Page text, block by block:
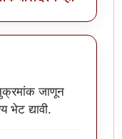
जाणून
भेट द्यावी.